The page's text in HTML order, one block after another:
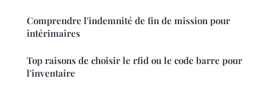
Comprendre l'indemnité de fin de mission pour
intérimaires
Top raisons de choisir le rfid ou le code barre pour
l'inventaire